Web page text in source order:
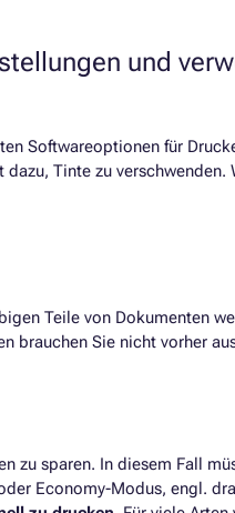
und
Softwareoptionen für
Tinte zu verschwenden.
Teile von Dokumenten
brauchen Sie nicht vorher
zu sparen. In diesem Fall
Economy-Modus, engl.